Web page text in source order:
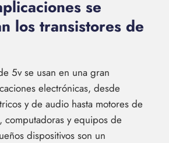
se
los transistores de
5v se usan en una gran
electrónicas, desde
y de audio hasta motores de
computadoras y equipos de
dispositivos son un